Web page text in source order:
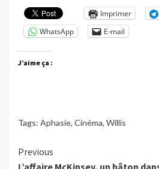
Imprimer
WhatsApp
E-mail
J’aime ça :
Tags: Aphasie, Cinéma, Willis
Continue
Previous